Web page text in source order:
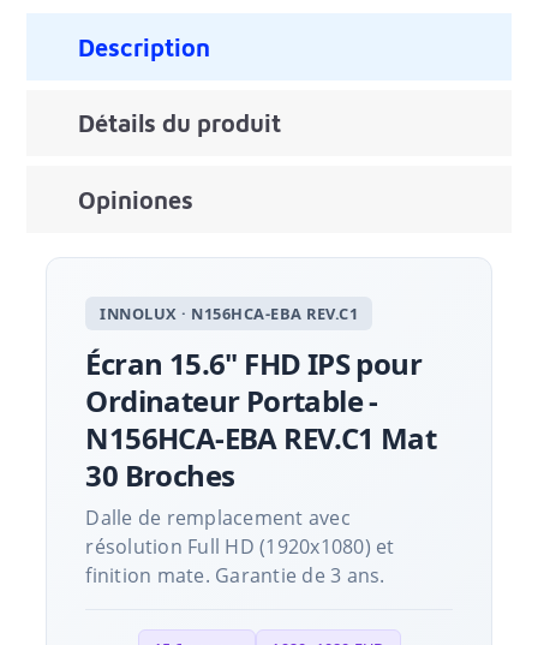
Description
Détails du produit
Opiniones
INNOLUX · N156HCA-EBA REV.C1
Écran 15.6" FHD IPS pour
Ordinateur Portable -
N156HCA-EBA REV.C1 Mat
30 Broches
Dalle de remplacement avec
résolution Full HD (1920x1080) et
finition mate. Garantie de 3 ans.